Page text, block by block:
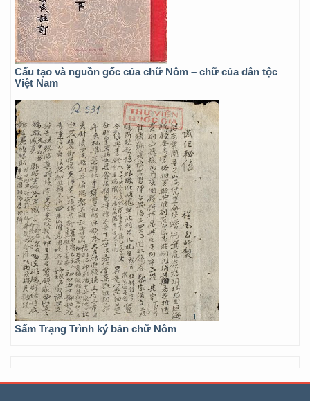
Cấu tạo và nguồn gốc của chữ Nôm – chữ của dân tộc
Việt Nam
Sấm Trạng Trình ký bản chữ Nôm